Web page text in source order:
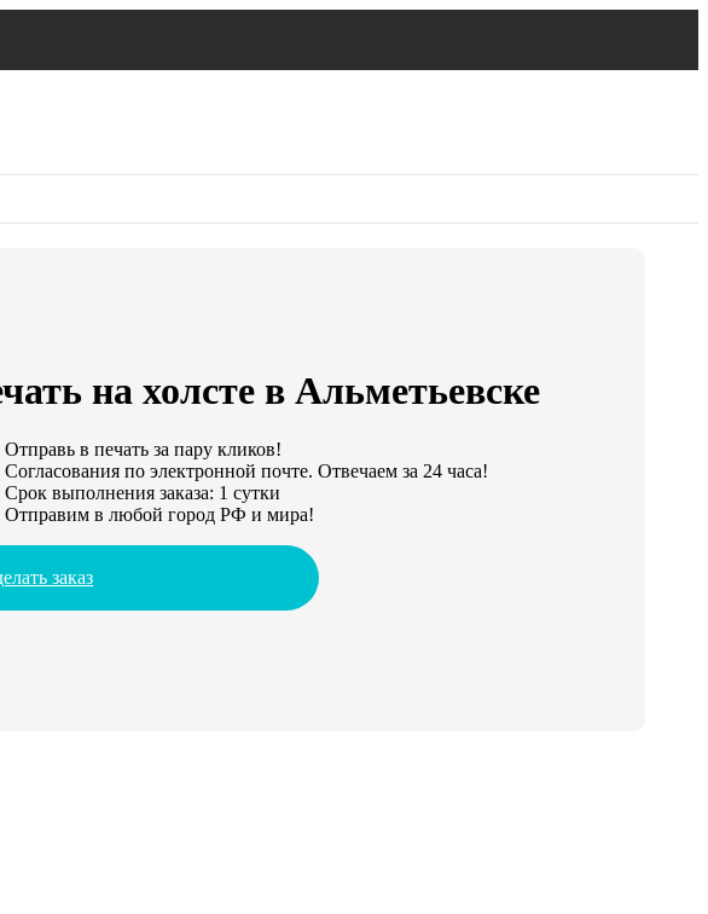
на холсте в Альметьевске
Отправь в печать за пару кликов!
Согласования по электронной почте. Отвечаем за 24 часа!
Срок выполнения заказа: 1 сутки
Отправим в любой город РФ и мира!
заказ